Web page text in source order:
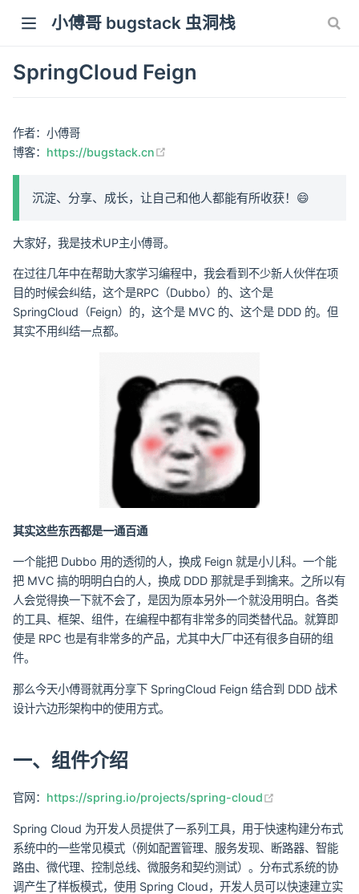
小傅哥 bugstack 虫洞栈
SpringCloud Feign
作者：小傅哥
博客： https://bugstack.cn
沉淀、分享、成长，让自己和他人都能有所收获！😄
大家好，我是技术UP主小傅哥。
在过往几年中在帮助大家学习编程中，我会看到不少新人伙伴在项
目的时候会纠结，这个是RPC（Dubbo）的、这个是
SpringCloud（Feign）的，这个是 MVC 的、这个是 DDD 的。但
其实不用纠结一点都。
其实这些东西都是一通百通
一个能把 Dubbo 用的透彻的人，换成 Feign 就是小儿科。一个能
把 MVC 搞的明明白白的人，换成 DDD 那就是手到擒来。之所以有
人会觉得换一下就不会了，是因为原本另外一个就没用明白。各类
的工具、框架、组件，在编程中都有非常多的同类替代品。就算即
使是 RPC 也是有非常多的产品，尤其中大厂中还有很多自研的组
件。
那么今天小傅哥就再分享下 SpringCloud Feign 结合到 DDD 战术
设计六边形架构中的使用方式。
一、组件介绍
官网： https://spring.io/projects/spring-cloud
Spring Cloud 为开发人员提供了一系列工具，用于快速构建分布式
系统中的一些常见模式（例如配置管理、服务发现、断路器、智能
路由、微代理、控制总线、微服务和契约测试）。分布式系统的协
调产生了样板模式，使用 Spring Cloud，开发人员可以快速建立实